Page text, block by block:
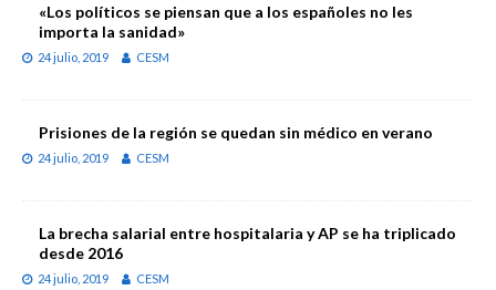
«Los políticos se piensan que a los españoles no les
importa la sanidad»
24 julio, 2019 CESM
Prisiones de la región se quedan sin médico en verano
24 julio, 2019 CESM
La brecha salarial entre hospitalaria y AP se ha triplicado
desde 2016
24 julio, 2019 CESM